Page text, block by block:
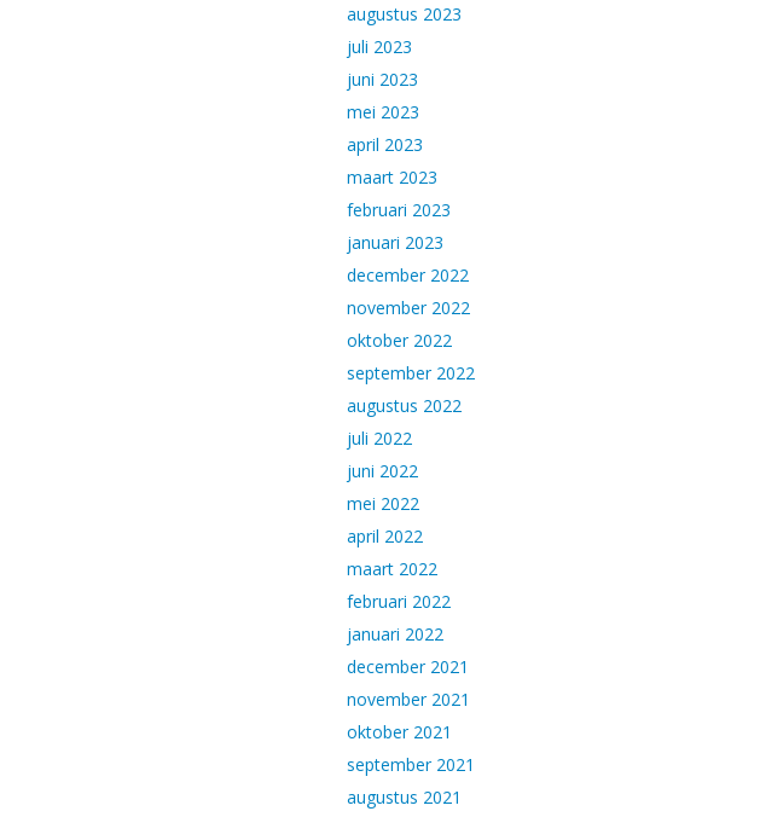
augustus 2023
juli 2023
juni 2023
mei 2023
april 2023
maart 2023
februari 2023
januari 2023
december 2022
november 2022
oktober 2022
september 2022
augustus 2022
juli 2022
juni 2022
mei 2022
april 2022
maart 2022
februari 2022
januari 2022
december 2021
november 2021
oktober 2021
september 2021
augustus 2021